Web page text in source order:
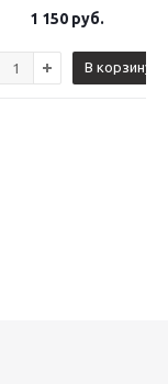
1 150руб.
В корзину